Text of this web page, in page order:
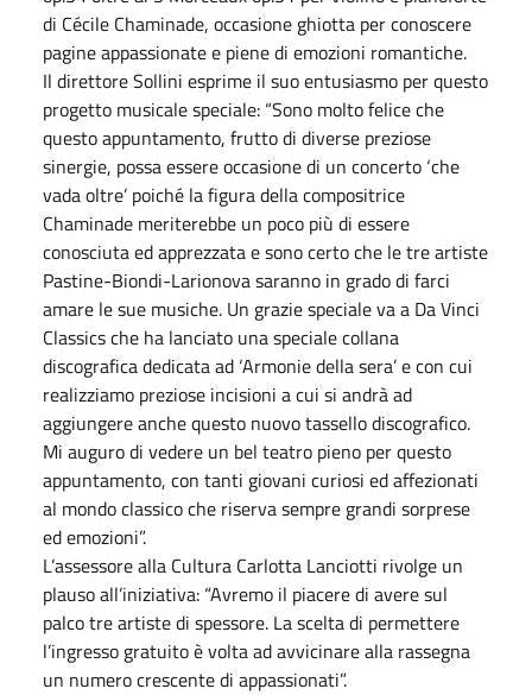
di Cécile Chaminade, occasione ghiotta per conoscere
pagine appassionate e piene di emozioni romantiche.
Il direttore Sollini esprime il suo entusiasmo per questo
progetto musicale speciale: “Sono molto felice che
questo appuntamento, frutto di diverse preziose
sinergie, possa essere occasione di un concerto ‘che
vada oltre’ poiché la figura della compositrice
Chaminade meriterebbe un poco più di essere
conosciuta ed apprezzata e sono certo che le tre artiste
Pastine-Biondi-Larionova saranno in grado di farci
amare le sue musiche. Un grazie speciale va a Da Vinci
Classics che ha lanciato una speciale collana
discografica dedicata ad ‘Armonie della sera’ e con cui
realizziamo preziose incisioni a cui si andrà ad
aggiungere anche questo nuovo tassello discografico.
Mi auguro di vedere un bel teatro pieno per questo
appuntamento, con tanti giovani curiosi ed affezionati
al mondo classico che riserva sempre grandi sorprese
ed emozioni”.
L’assessore alla Cultura Carlotta Lanciotti rivolge un
plauso all’iniziativa: “Avremo il piacere di avere sul
palco tre artiste di spessore. La scelta di permettere
l’ingresso gratuito è volta ad avvicinare alla rassegna
un numero crescente di appassionati”.